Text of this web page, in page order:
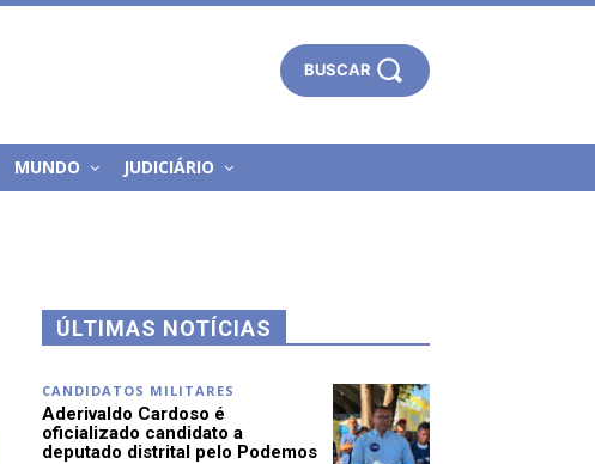
BUSCAR
MUNDO JUDICIÁRIO
ÚLTIMAS NOTÍCIAS
CANDIDATOS MILITARES
Aderivaldo Cardoso é
oficializado candidato a
deputado distrital pelo Podemos